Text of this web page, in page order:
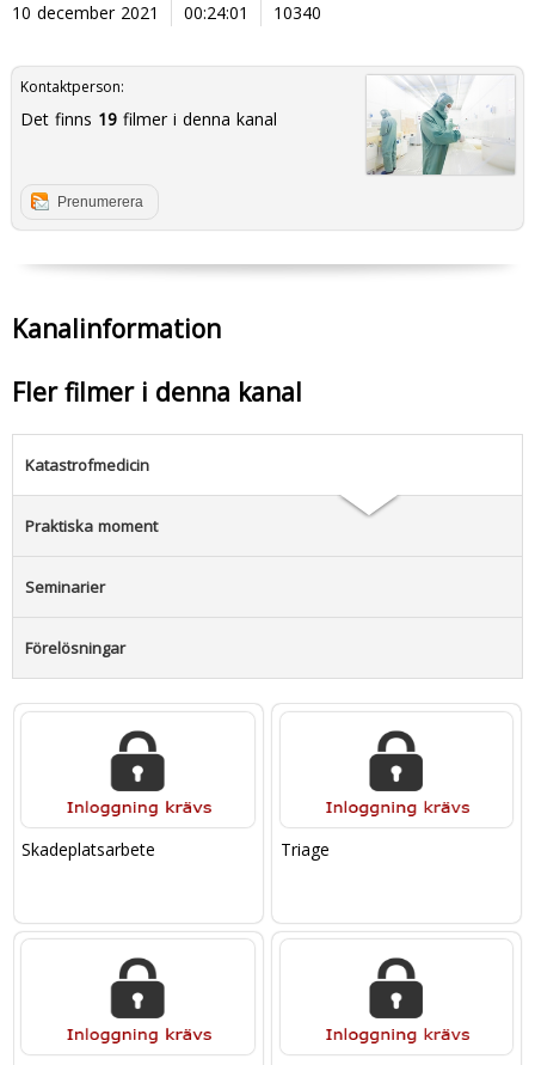
10 december 2021
00:24:01
10340
Kontaktperson:
Det finns 19filmer i denna kanal
Prenumerera
Kanalinformation
Fler filmer i denna kanal
Katastrofmedicin
Praktiska moment
Seminarier
Förelösningar
Skadeplatsarbete Triage